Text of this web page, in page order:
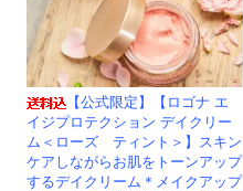
【公式限定】【ロゴナ エ
イジプロテクション デイクリー
ム＜ローズ ティント＞】スキン
ケアしながらお肌をトーンアップ
するデイクリーム＊メイクアップ